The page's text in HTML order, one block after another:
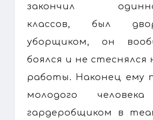
закончил
классов, был
уборщиком, он
боялся и не стеснялся
работы. Наконец ему
молодого
гардеробщиком в